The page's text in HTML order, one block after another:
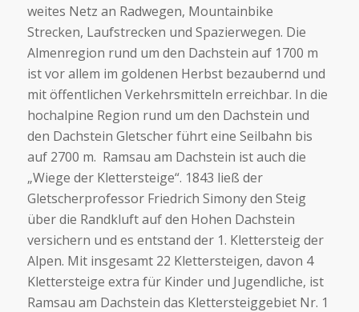
weites Netz an Radwegen, Mountainbike
Strecken, Laufstrecken und Spazierwegen. Die
Almenregion rund um den Dachstein auf 1700 m
ist vor allem im goldenen Herbst bezaubernd und
mit öffentlichen Verkehrsmitteln erreichbar. In die
hochalpine Region rund um den Dachstein und
den Dachstein Gletscher führt eine Seilbahn bis
auf 2700 m. Ramsau am Dachstein ist auch die
„Wiege der Klettersteige“. 1843 ließ der
Gletscherprofessor Friedrich Simony den Steig
über die Randkluft auf den Hohen Dachstein
versichern und es entstand der 1. Klettersteig der
Alpen. Mit insgesamt 22 Klettersteigen, davon 4
Klettersteige extra für Kinder und Jugendliche, ist
Ramsau am Dachstein das Klettersteiggebiet Nr. 1